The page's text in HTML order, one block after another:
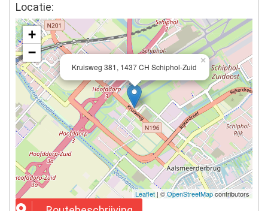
Locatie:
Kruisweg 381, 1437 CH Schiphol-Zuid
×
+
−
Leaflet | ©OpenStreetMapcontributors